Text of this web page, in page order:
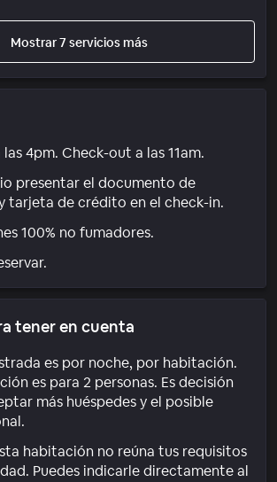
Mostrar 7 servicios más
4pm. Check-out a las 11am.
presentar el documento de
tarjeta de crédito en el check-in.
100% no fumadores.
tener en cuenta
es por noche, por habitación.
es para 2 personas. Es decisión
más huéspedes y el posible
habitación no reúna tus requisitos
Puedes indicarle directamente al